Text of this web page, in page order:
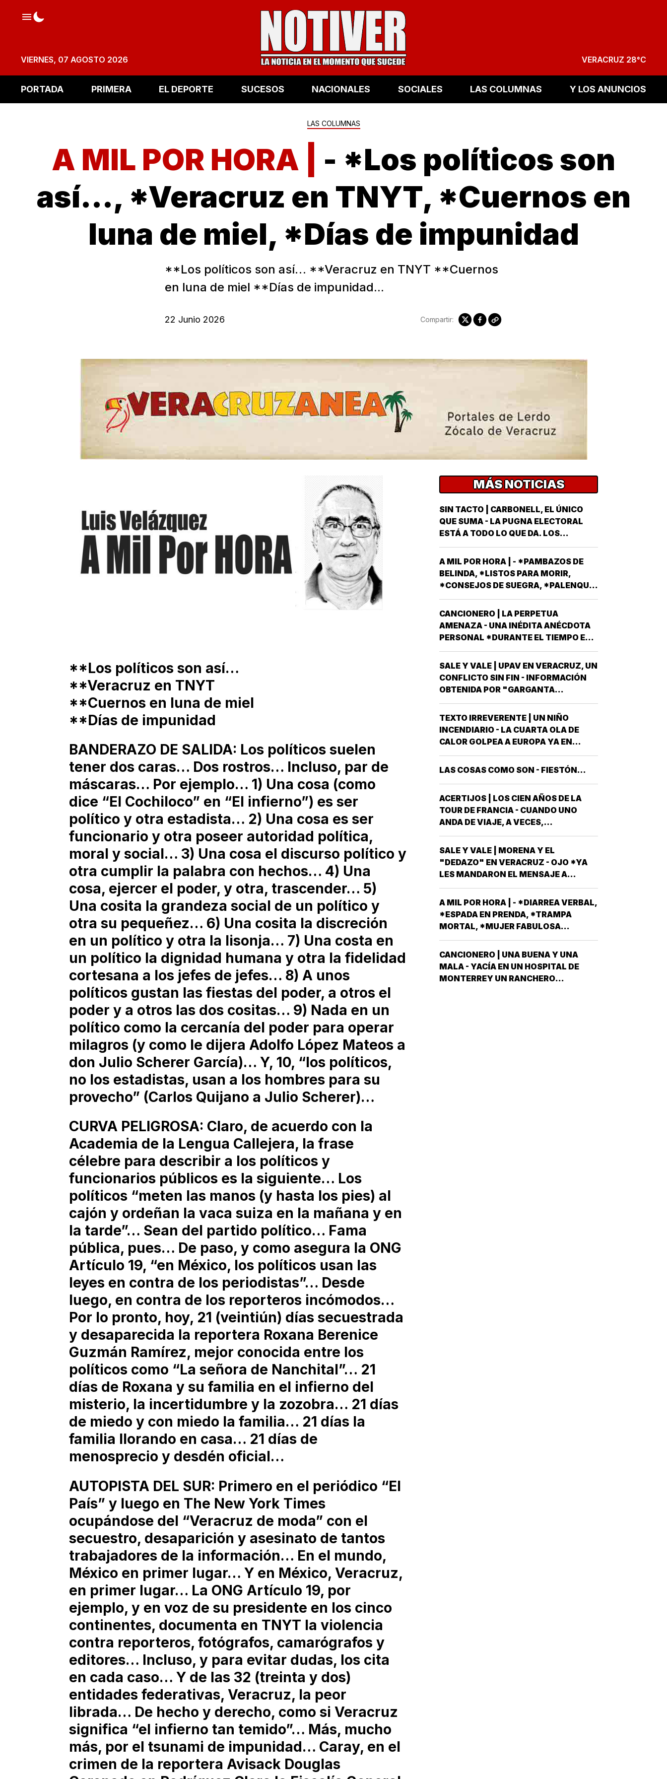
VIERNES, 07 AGOSTO 2026 VERACRUZ 28°C
PORTADA PRIMERA EL DEPORTE SUCESOS NACIONALES SOCIALES LAS COLUMNAS Y LOS ANUNCIOS
LAS COLUMNAS
A MIL POR HORA | - *Los políticos son
así…, *Veracruz en TNYT, *Cuernos en
luna de miel, *Días de impunidad
**Los políticos son así… **Veracruz en TNYT **Cuernos
en luna de miel **Días de impunidad...
22 Junio 2026 Compartir:
**Los políticos son así…
**Veracruz en TNYT
**Cuernos en luna de miel
**Días de impunidad
BANDERAZO DE SALIDA: Los políticos suelen
tener dos caras… Dos rostros… Incluso, par de
máscaras… Por ejemplo… 1) Una cosa (como
dice “El Cochiloco” en “El infierno”) es ser
político y otra estadista… 2) Una cosa es ser
funcionario y otra poseer autoridad política,
moral y social… 3) Una cosa el discurso político y
otra cumplir la palabra con hechos… 4) Una
cosa, ejercer el poder, y otra, trascender… 5)
Una cosita la grandeza social de un político y
otra su pequeñez… 6) Una cosita la discreción
en un político y otra la lisonja… 7) Una costa en
un político la dignidad humana y otra la fidelidad
cortesana a los jefes de jefes… 8) A unos
políticos gustan las fiestas del poder, a otros el
poder y a otros las dos cositas… 9) Nada en un
político como la cercanía del poder para operar
milagros (y como le dijera Adolfo López Mateos a
don Julio Scherer García)… Y, 10, “los políticos,
no los estadistas, usan a los hombres para su
provecho” (Carlos Quijano a Julio Scherer)…
CURVA PELIGROSA: Claro, de acuerdo con la
Academia de la Lengua Callejera, la frase
célebre para describir a los políticos y
funcionarios públicos es la siguiente… Los
políticos “meten las manos (y hasta los pies) al
cajón y ordeñan la vaca suiza en la mañana y en
la tarde”… Sean del partido político… Fama
pública, pues… De paso, y como asegura la ONG
Artículo 19, “en México, los políticos usan las
leyes en contra de los periodistas”… Desde
luego, en contra de los reporteros incómodos…
Por lo pronto, hoy, 21 (veintiún) días secuestrada
y desaparecida la reportera Roxana Berenice
Guzmán Ramírez, mejor conocida entre los
políticos como “La señora de Nanchital”… 21
días de Roxana y su familia en el infierno del
misterio, la incertidumbre y la zozobra… 21 días
de miedo y con miedo la familia… 21 días la
familia llorando en casa… 21 días de
menosprecio y desdén oficial…
AUTOPISTA DEL SUR: Primero en el periódico “El
País” y luego en The New York Times
ocupándose del “Veracruz de moda” con el
secuestro, desaparición y asesinato de tantos
trabajadores de la información… En el mundo,
México en primer lugar… Y en México, Veracruz,
en primer lugar… La ONG Artículo 19, por
ejemplo, y en voz de su presidente en los cinco
continentes, documenta en TNYT la violencia
contra reporteros, fotógrafos, camarógrafos y
editores… Incluso, y para evitar dudas, los cita
en cada caso… Y de las 32 (treinta y dos)
entidades federativas, Veracruz, la peor
librada… De hecho y derecho, como si Veracruz
significa “el infierno tan temido”… Más, mucho
más, por el tsunami de impunidad… Caray, en el
crimen de la reportera Avisack Douglas
MÁS NOTICIAS
SIN TACTO | CARBONELL, EL ÚNICO
QUE SUMA - LA PUGNA ELECTORAL
ESTÁ A TODO LO QUE DA. LOS
PARTIDOS Y EL GOBIERNO METEN SUS
ARMAS MÁS AFILADAS CON LA VISTA
PUESTA EN LA JORNADA DEL
DOMINGO 6 DE JUNIO DEL AÑO
ENTRANTE *EL PROCESO ELECTORAL
A MIL POR HORA | - *PAMBAZOS DE
BELINDA, *LISTOS PARA MORIR,
*CONSEJOS DE SUEGRA, *PALENQUE
DE NAHLE...
CANCIONERO | LA PERPETUA
AMENAZA - UNA INÉDITA ANÉCDOTA
PERSONAL *DURANTE EL TIEMPO EN
QUE EL CONJUNTO DE EDIFICIOS
LLAMADO LOS PINOS FUE RESIDENCIA
OFICIAL DEL PRESIDENTE DE MÉXICO,
ESTUVE AHÍ SOLAMENTE CUATRO
SALE Y VALE | UPAV EN VERACRUZ, UN
CONFLICTO SIN FIN - INFORMACIÓN
OBTENIDA POR "GARGANTA
PROFUNDA" SEÑALA QUE AL
GOBIERNO DEL ESTADO *ESTÁ A
PUNTO DE "REVENTARLE" EL TEMA
DE LA UNIVERSIDAD POPULAR
TEXTO IRREVERENTE | UN NIÑO
INCENDIARIO - LA CUARTA OLA DE
CALOR GOLPEA A EUROPA YA EN
PLENA CANÍCULA Y TODO PINTA A
QUE ESTE 2026 SE UBICARÁ COMO EL
CALUROSA EN PRIMAVERA ROMPIÓ
TODOS LOS…
LAS COSAS COMO SON - FIESTÓN...
ACERTIJOS | LOS CIEN AÑOS DE LA
TOUR DE FRANCIA - CUANDO UNO
ANDA DE VIAJE, A VECES,
CIRCUNSTANCIALMENTE, OCURREN
COSAS QUE NO LLEVABAS PLANEADA
*ME HAN OCURRIDO ALGUNAS
OCASIONES *AHORA REMEMORO
SALE Y VALE | MORENA Y EL
"DEDAZO" EN VERACRUZ - OJO *YA
LES MANDARON EL MENSAJE A
TODOS AQUELLOS PERSONAJES QUE
ASPIRAN A SER CANDIDATOS A
DIPUTADOS LOCALES, EN ALGUNO DE
LOS 30 DISTRITOS QUE HAY EN
VERACRUZ POR EL PARTIDO MORENA,
A MIL POR HORA | - *DIARREA VERBAL,
*ESPADA EN PRENDA, *TRAMPA
MORTAL, *MUJER FABULOSA...
CANCIONERO | UNA BUENA Y UNA
MALA - YACÍA EN UN HOSPITAL DE
MONTERREY UN RANCHERO